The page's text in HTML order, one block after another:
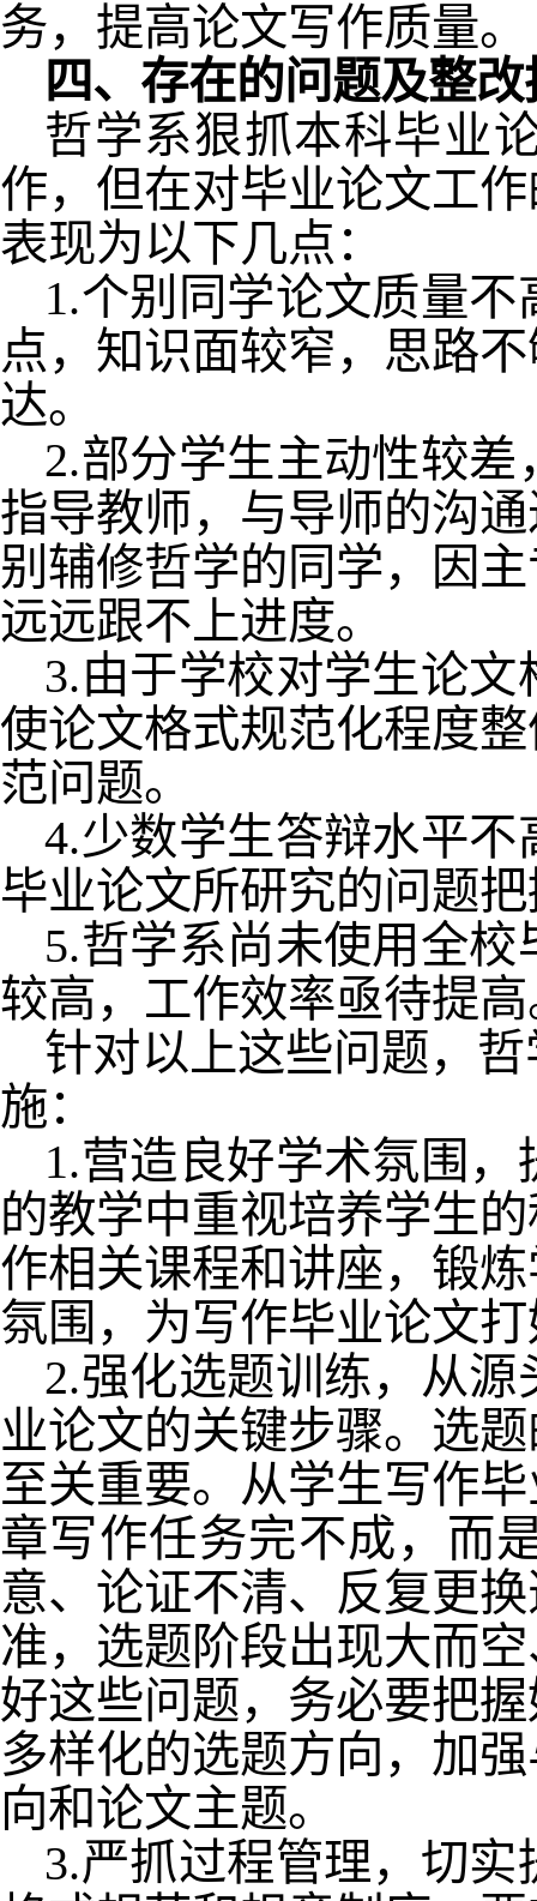
务，提高论文写作质量。
四、存在的问题及整
哲学系狠抓本科毕业
作，但在对毕业论文工
表现为以下几点：
1.个别同学论文质量
点，知识面较窄，思路
达。
2.部分学生主动性较
指导教师，与导师的沟
别辅修哲学的同学，因
远远跟不上进度。
3.由于学校对学生论
使论文格式规范化程度
范问题。
4.少数学生答辩水平
毕业论文所研究的问题
5.哲学系尚未使用全
较高，工作效率亟待提
针对以上这些问题，
施：
1.营造良好学术氛围
的教学中重视培养学生
作相关课程和讲座，锻
氛围，为写作毕业论文
2.强化选题训练，从
业论文的关键步骤。选
至关重要。从学生写作
章写作任务完不成，而
意、论证不清、反复更
准，选题阶段出现大而
好这些问题，务必要把
多样化的选题方向，加
向和论文主题。
3.严抓过程管理，切